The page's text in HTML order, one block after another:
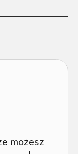
możesz